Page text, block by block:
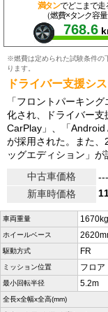
満タンでどこまで走
（燃費×タンク容量
768.6
※燃費は定められた試験条件の
ります。
ドライバー支援シ
「フロントパーキン
化され、ドライバー
CarPlay」、「
が採用された。また
ッグエディション」が
中古車価格
---
新車時価格
車両重量 1670kg
ホイールベース
駆動方式 FR
ミッション位置 フロア
最小回転半径 5.2m
全長x全幅x全高(mm)